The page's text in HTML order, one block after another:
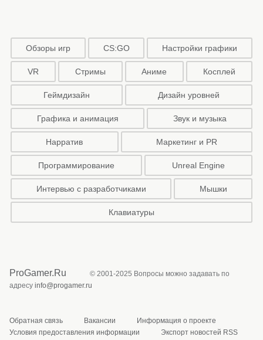
Обзоры игр CS:GO Настройки графики
VR Стримы Аниме Косплей
Геймдизайн Дизайн уровней
Графика и анимация Звук и музыка
Нарратив Маркетинг и PR
Программирование Unreal Engine
Интервью с разработчиками Мышки
Клавиатуры
ProGamer.Ru
© 2001-2025 Вопросы можно задавать по
адресу info@progamer.ru
Обратная связь Вакансии
Информация о проекте
Условия предоставления информации
Экспорт новостей RSS